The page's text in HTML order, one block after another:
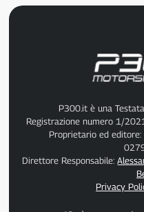
P300.it è una
Registrazione numero 1/
Proprietario ed editore:
Direttore Responsabile:
Privacy